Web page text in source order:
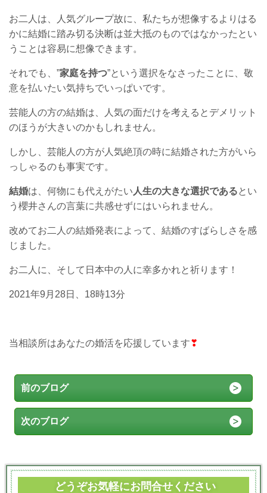
お二人は、人気グループ故に、私たちが想像するよりはる
かに結婚に踏み切る決断は並大抵のものではなかったとい
うことは容易に想像できます。
それでも、”家庭を持つ”という選択をなさったことに、敬
意を払いたい気持ちでいっぱいです。
芸能人の方の結婚は、人気の面だけを考えるとデメリット
のほうが大きいのかもしれません。
しかし、芸能人の方が人気絶頂の時に結婚された方がいら
っしゃるのも事実です。
結婚は、何物にも代えがたい 人生の大きな選択であるとい
う櫻井さんの言葉に共感せずにはいられません。
改めてお二人の結婚発表によって、結婚のすばらしさを感
じました。
お二人に、そして日本中の人に幸多かれと祈ります！
2021年9月28日、18時13分
当相談所はあなたの婚活を応援しています❣
前のブログ
次のブログ
どうぞお気軽にお問合せください